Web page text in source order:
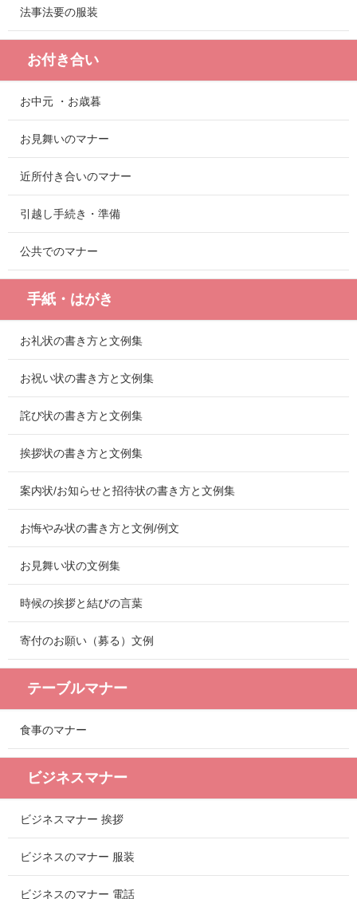
法事法要の服装
お付き合い
お中元 ・お歳暮
お見舞いのマナー
近所付き合いのマナー
引越し手続き・準備
公共でのマナー
手紙・はがき
お礼状の書き方と文例集
お祝い状の書き方と文例集
詫び状の書き方と文例集
挨拶状の書き方と文例集
案内状/お知らせと招待状の書き方と文例集
お悔やみ状の書き方と文例/例文
お見舞い状の文例集
時候の挨拶と結びの言葉
寄付のお願い（募る）文例
テーブルマナー
食事のマナー
ビジネスマナー
ビジネスマナー 挨拶
ビジネスのマナー 服装
ビジネスのマナー 電話